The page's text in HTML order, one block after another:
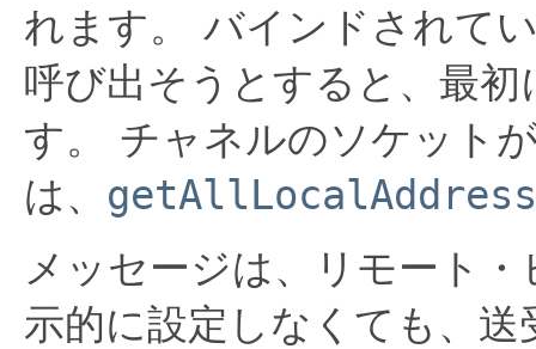
れます。
バインドされて
呼び出そうとすると、最初
す。
チャネルのソケット
は、
メッセージは、リモート
示的に設定しなくても、送